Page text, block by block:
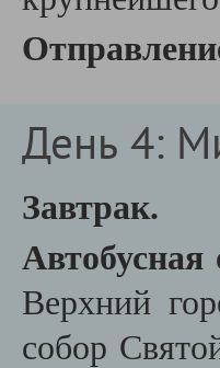
День 4:
Завтрак.
Верхний
собор